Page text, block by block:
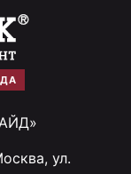
ул.